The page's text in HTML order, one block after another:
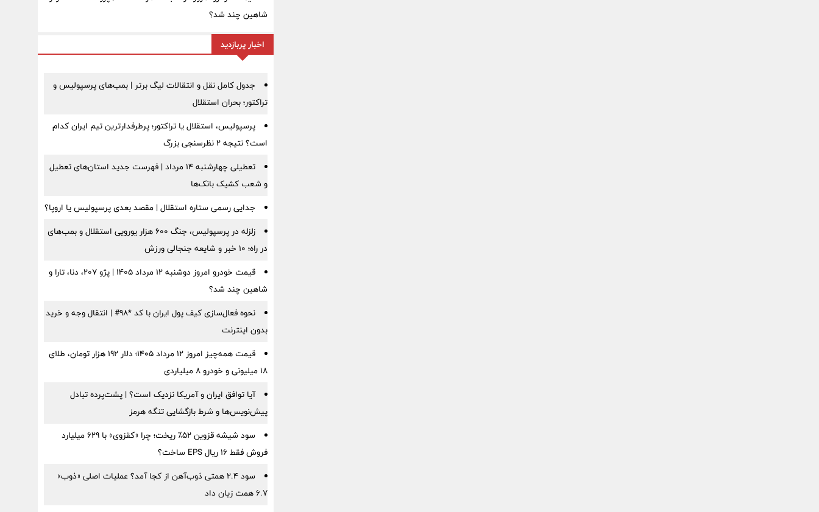
شاهین چند شد؟
اخبار پربازدید
جدول کامل نقل و انتقالات لیگ برتر | بمب‌های پرسپولیس و
تراکتور؛ بحران استقلال
پرسپولیس، استقلال یا تراکتور؛ پرطرفدارترین تیم ایران کدام
است؟ نتیجه ۲ نظرسنجی بزرگ
تعطیلی چهارشنبه ۱۴ مرداد | فهرست جدید استان‌های تعطیل
و شعب کشیک بانک‌ها
جدایی رسمی ستاره استقلال | مقصد بعدی پرسپولیس یا اروپا؟
زلزله در پرسپولیس، جنگ ۶۰۰ هزار یورویی استقلال و بمب‌های
در راه؛ ۱۰ خبر و شایعه جنجالی ورزش
قیمت خودرو امروز دوشنبه ۱۲ مرداد ۱۴۰۵ | پژو ۲۰۷، دنا، تارا و
شاهین چند شد؟
نحوه فعال‌سازی کیف پول ایران با کد *98# | انتقال وجه و خرید
بدون اینترنت
قیمت همه‌چیز امروز ۱۲ مرداد ۱۴۰۵؛ دلار ۱۹۲ هزار تومان، طلای
۱۸ میلیونی و خودرو ۸ میلیاردی
آیا توافق ایران و آمریکا نزدیک است؟ | پشت‌پرده تبادل
پیش‌نویس‌ها و شرط بازگشایی تنگه هرمز
سود شیشه قزوین ۵۲٪ ریخت؛ چرا «کقزوی» با ۶۲۹ میلیارد
فروش فقط ۱۶ ریال EPS ساخت؟
سود ۲.۴ همتی ذوب‌آهن از کجا آمد؟ عملیات اصلی «ذوب»
۶.۷ همت زیان داد